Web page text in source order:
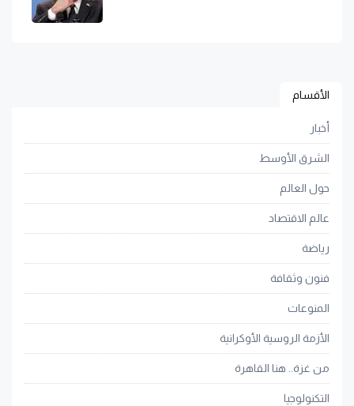
الأقسام
أخبار
الشرق الأوسط
حول العالم
عالم الاقتصاد
رياضة
فنون وثقافة
المنوعات
الأزمة الروسية الأوكرانية
من غزة.. هنا القاهرة
التكنولوجيا